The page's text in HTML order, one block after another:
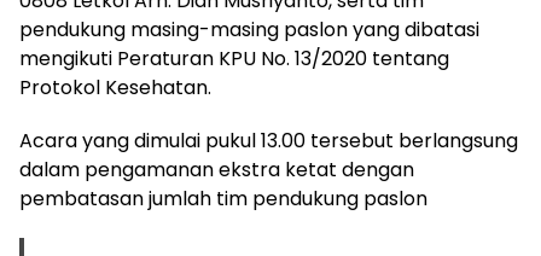
pendukung masing-masing paslon yang dibatasi
mengikuti Peraturan KPU No. 13/2020 tentang
Protokol Kesehatan.
Acara yang dimulai pukul 13.00 tersebut berlangsung
dalam pengamanan ekstra ketat dengan
pembatasan jumlah tim pendukung paslon